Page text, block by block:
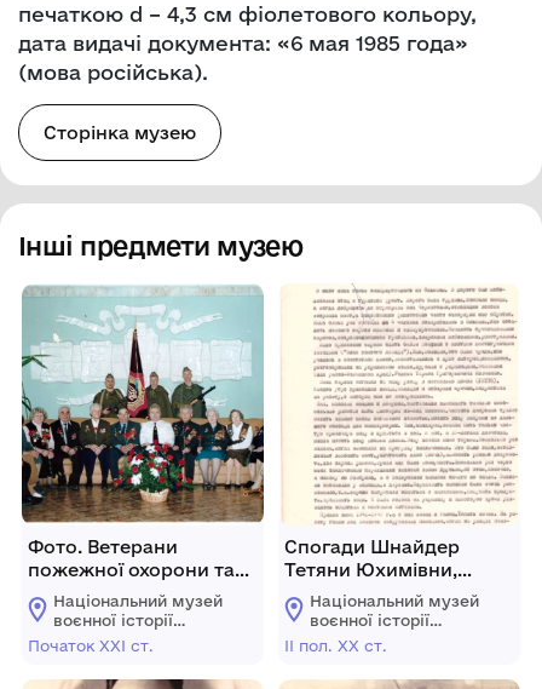
печаткою d – 4,3 см фіолетового кольору,
дата видачі документа: «6 мая 1985 года»
(мова російська).
Сторінка музею
Інші предмети музею
Фото. Ветерани
пожежної охорони та
керівництво Головного
управління МНС
України в Харківській
Національний музей
воєнної історії
Слобожанщини
Початок ХХІ ст.
Спогади Шнайдер
Тетяни Юхимівни,
колишнього в’язня
концтабору в с.
Немороже Черкаської
Національний музей
воєнної історії
Слобожанщини
ІІ пол. ХХ ст.